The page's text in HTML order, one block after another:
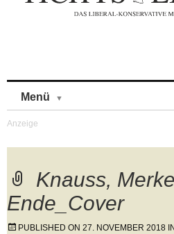
Menü
Knauss,
Ende_Cover
PUBLISHED ON 27. NOVEMBER 2018 IN